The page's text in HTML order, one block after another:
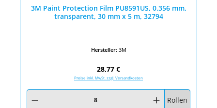
3M Paint Protection Film PU8591US, 0.356 mm,
transparent, 30 mm x 5 m, 32794
Hersteller: 3M
Regulärer Preis:
28,77 €
Preise inkl. MwSt. zzgl. Versandkosten
Produkt Anzahl: Gib den gewünschten Wert ein oder benutze die
Rollen